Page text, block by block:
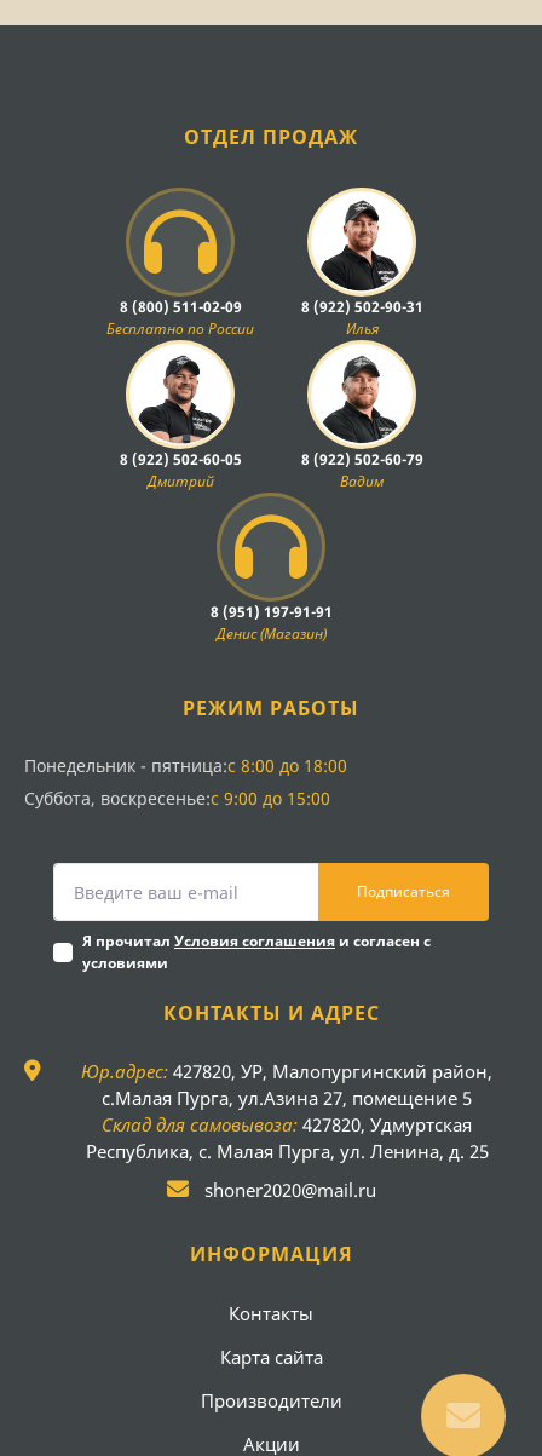
ОТДЕЛ ПРОДАЖ
8 (800) 511-02-09
Бесплатно по России
8 (922) 502-90-31
Илья
8 (922) 502-60-05
Дмитрий
8 (922) 502-60-79
Вадим
8 (951) 197-91-91
Денис (Магазин)
РЕЖИМ РАБОТЫ
Понедельник - пятница:с 8:00 до 18:00
Суббота, воскресенье:с 9:00 до 15:00
Подписаться
Я прочитал Условия соглашения и согласен с
условиями
КОНТАКТЫ И АДРЕС
Юр.адрес: 427820, УР, Малопургинский район,
с.Малая Пурга, ул.Азина 27, помещение 5
Склад для самовывоза: 427820, Удмуртская
Республика, с. Малая Пурга, ул. Ленина, д. 25
shoner2020@mail.ru
ИНФОРМАЦИЯ
Контакты
Карта сайта
Производители
Акции